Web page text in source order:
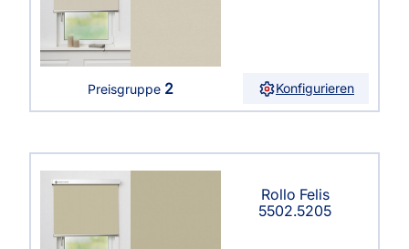
Preisgruppe 2 Konfigurieren
Rollo Felis
5502.5205